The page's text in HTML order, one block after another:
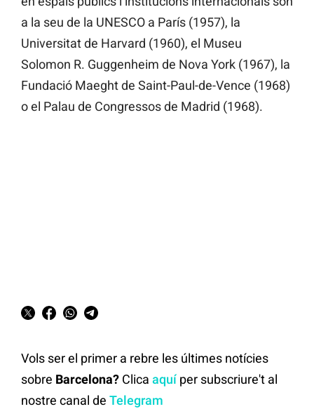
a la seu de la UNESCO a París (1957), la
Universitat de Harvard (1960), el Museu
Solomon R. Guggenheim de Nova York (1967), la
Fundació Maeght de Saint-Paul-de-Vence (1968)
o el Palau de Congressos de Madrid (1968).
Vols ser el primer a rebre les últimes notícies
sobre Barcelona? Clica aquíper subscriure't al
nostre canal de Telegram